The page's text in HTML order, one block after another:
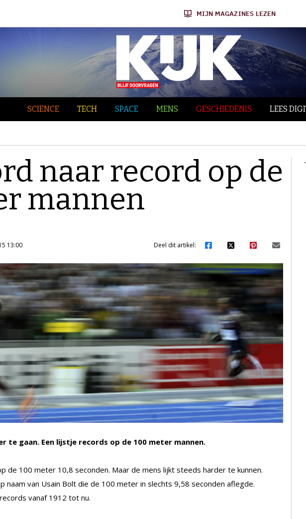
MIJN MAGAZINES LEZEN
SCIENCE TECH SPACE MENS GESCHIEDENIS LEES
naar record op de
mannen
13:00 Deel dit artikel:
te gaan. Een lijstje records op de 100 meter mannen.
de 100 meter 10,8 seconden. Maar de mens lijkt steeds harder te kunnen.
naam van Usain Bolt die de 100 meter in slechts 9,58 seconden aflegde.
vanaf 1912 tot nu.